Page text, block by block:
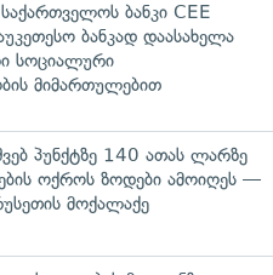
ბანკი CEE
ბანკად დაასახელა
სოციალური
მიმართულებით
პუნქტზე 140 ათას ლარზე
ოქროს ზოდები ამოიღეს —
მოქალაქე